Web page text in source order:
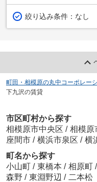
絞り込み条件： なし
町田・相模原の丸中コーポレー
下九沢の賃貸
市区町村から探す
相模原市中央区 / 相模原
座間市 / 横浜市泉区 / 横
町名から探す
小山町 / 東橋本 / 相原町 /
森野 / 東淵野辺 / 二本松